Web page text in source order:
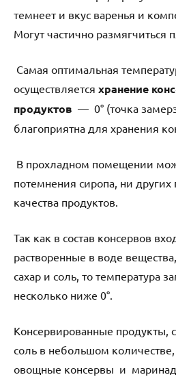
темнеет и вкус варенья и
Могут частично размягчиться
Самая оптимальная
осуществляется хранение
продуктов — 0° (точка
благоприятна для хранения
В прохладном помещении
потемнения сиропа, ни
качества продуктов.
Так как в состав консервов
растворенные в воде
сахар и соль, то температура
несколько ниже 0°.
Консервированные продукты,
соль в небольшом
овощные консервы и